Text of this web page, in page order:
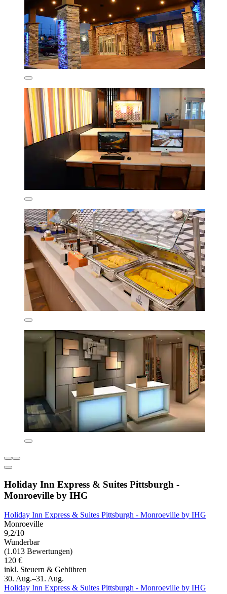
Holiday Inn Express & Suites Pittsburgh -
Monroeville by IHG
Holiday Inn Express & Suites Pittsburgh - Monroeville by IHG
Monroeville
9,2/10
Wunderbar
(1.013 Bewertungen)
120 €
inkl. Steuern & Gebühren
30. Aug.–31. Aug.
Holiday Inn Express & Suites Pittsburgh - Monroeville by IHG